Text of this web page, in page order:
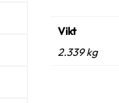
Vikt
2.339 kg